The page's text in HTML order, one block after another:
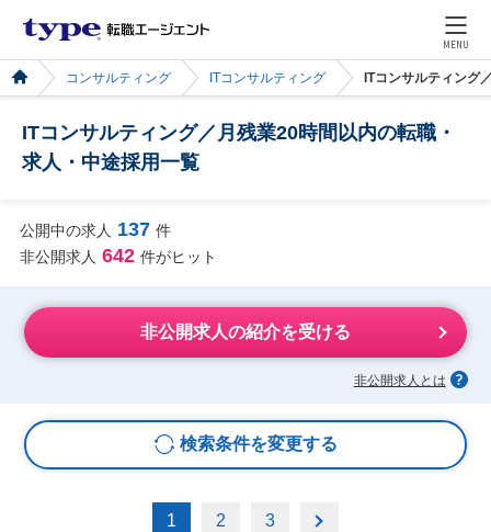
MENU
コンサルティング ITコンサルティング ITコンサルティング
ITコンサルティング／月残業20時間以内の転職・
求人・中途採用一覧
公開中の求人 137 件
非公開求人 642 件がヒット
非公開求人の紹介を受ける
非公開求人とは
検索条件を変更する
1 2 3